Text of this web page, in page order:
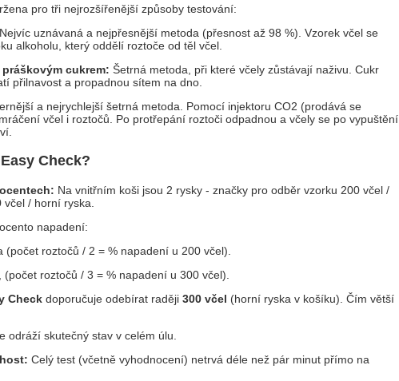
pro tři nejrozšířenější způsoby testování:
Nejvíc uznávaná a nejpřesnější metoda (přesnost až 98 %). Vzorek včel se
alkoholu, který oddělí roztoče od těl včel.
cukrem: Šetrná metoda, při které včely zůstávají naživu. Cukr
přilnavost a propadnou sítem na dno.
a nejrychlejší šetrná metoda. Pomocí injektoru CO2 (prodává se
včel i roztočů. Po protřepání roztoči odpadnou a včely se po vypuštění
Check?
Na vnitřním koši jsou 2 rysky - značky pro odběr vzorku 200 včel /
/ horní ryska.
napadení:
roztočů / 2 = % napadení u 200 včel).
roztočů / 3 = % napadení u 300 včel).
Check doporučuje odebírat raději 300 včel (horní ryska v košíku). Čím větší
skutečný stav v celém úlu.
Celý test (včetně vyhodnocení) netrvá déle než pár minut přímo na